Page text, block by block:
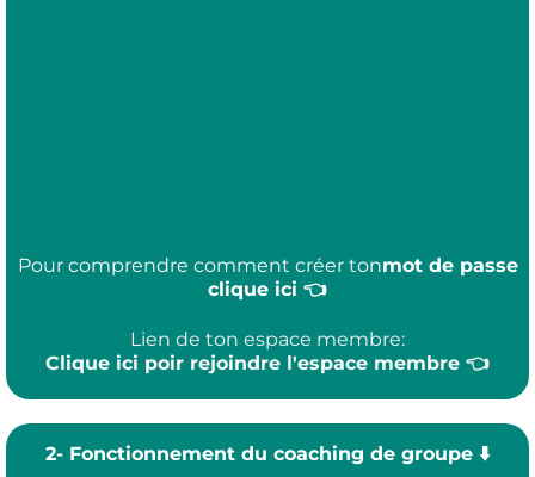
Pour comprendre comment créer tonmot de passe
clique ici 👈
Lien de ton espace membre:
Clique ici poir rejoindre l'espace membre 👈
2- Fonctionnement du coaching de groupe ⬇️